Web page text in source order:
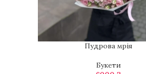
ДОДАТИ В КОШИКПудрова мрія
Букети